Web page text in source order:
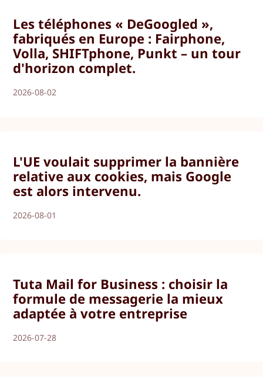
Les téléphones « DeGoogled »,
fabriqués en Europe : Fairphone,
Volla, SHIFTphone, Punkt – un tour
d'horizon complet.
2026-08-02
L'UE voulait supprimer la bannière
relative aux cookies, mais Google
est alors intervenu.
2026-08-01
Tuta Mail for Business : choisir la
formule de messagerie la mieux
adaptée à votre entreprise
2026-07-28